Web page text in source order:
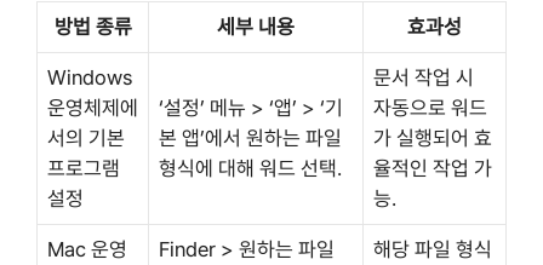
방법 종류 세부 내용 효과성
Windows
운영체제에
서의 기본
프로그램
설정
‘설정’ 메뉴 > ‘앱’ > ‘기
본 앱’에서 원하는 파일
형식에 대해 워드 선택.
문서 작업 시
자동으로 워드
가 실행되어 효
율적인 작업 가
능.
Mac 운영
Finder > 원하는 파일
해당 파일 형식